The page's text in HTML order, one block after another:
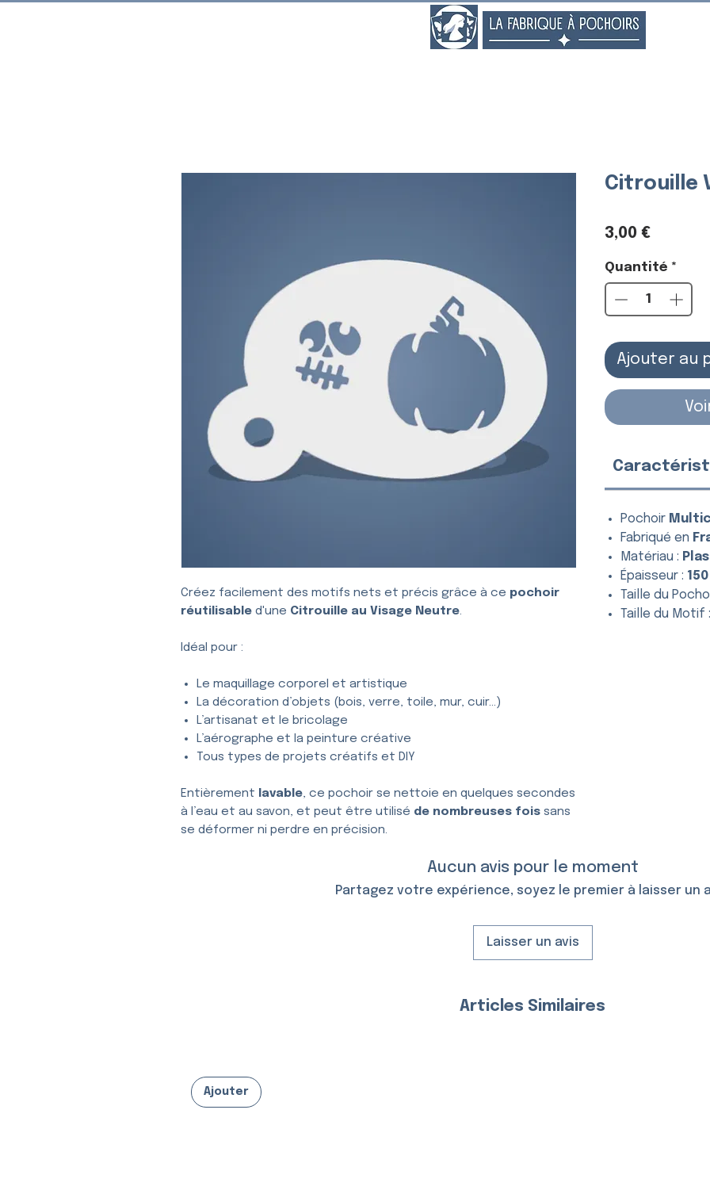
Créez facilement des motifs nets et précis grâce à ce pochoir
réutilisable d'une Citrouille au Visage Neutre.
Idéal pour :
Le maquillage corporel et artistique
La décoration d’objets (bois, verre, toile, mur, cuir…)
L’artisanat et le bricolage
L’aérographe et la peinture créative
Tous types de projets créatifs et DIY
Entièrement lavable, ce pochoir se nettoie en quelques secondes
à l’eau et au savon, et peut être utilisé de nombreuses foissans
se déformer ni perdre en précision.
Citrouille
3,00 €Prix
Quantité *
Ajouter au
Pochoir
Fabriqué en
Matériau :
Épaisseur :
Taille du
Taille du Motif
Aucun avis pour le moment
Partagez votre expérience, soyez le premier à laisser un
Laisser un avis
Articles Similaires
Ajouter